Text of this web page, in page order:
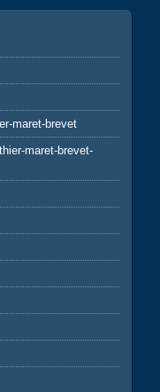
maret-brevet
maret-brevet-